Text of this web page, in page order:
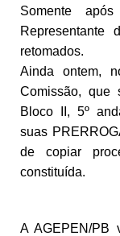
Somente
Representante
retomados.
Ainda ontem,
Comissão, que
Bloco II, 5º
suas
de copiar
constituída.
A AGEPEN/PB